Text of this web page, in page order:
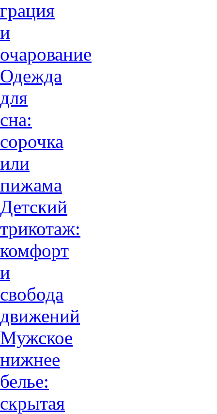
грация
и
очарованиe
Одежда
для
сна:
сорочка
или
пижама
Детский
трикотаж:
комфорт
и
свобода
движений
Мужское
нижнее
белье:
скрытая